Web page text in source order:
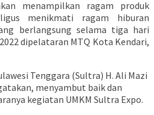
menampilkan ragam produk
menikmati ragam hiburan
berlangsung selama tiga hari
dipelataran MTQ Kota Kendari,
Tenggara (Sultra) H. Ali Mazi
menyambut baik dan
kegiatan UMKM Sultra Expo.